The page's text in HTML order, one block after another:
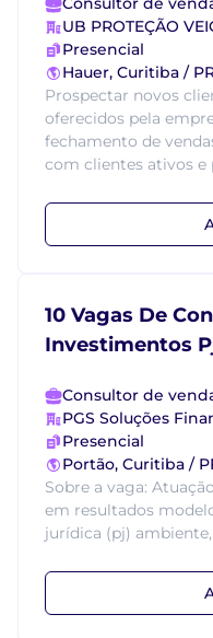
UB PROTEÇÃO
Presencial
Hauer, Curitiba /
Prospectar novos
oferecidos pela
fechamento de
com clientes ativos e
10 Vagas De
Investimentos
Consultor de
PGS Soluções
Presencial
Portão, Curitiba /
Sobre a vaga:
em resultados
jurídica (pj)